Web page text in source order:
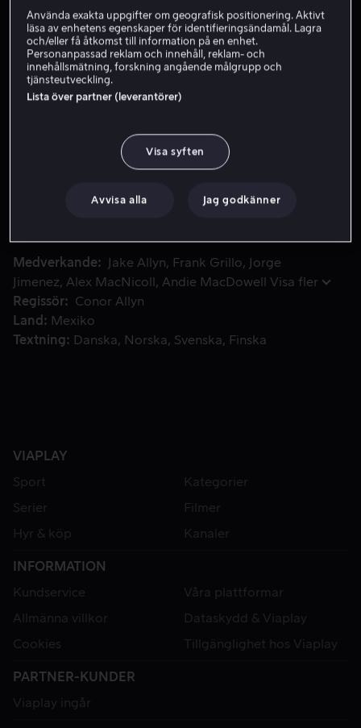
Hyr 59 kr
Köp 99 kr
Se trailer
Jackson och hans pappa patrullerar vid gränsen när
Jackson och hans pappa patrullerar vid gränsen när
på sig skulden och Jackson flyr söderut till häst och blir
Medverkande Jake Allyn Frank Grillo
Jorge
Jimenez
Alex MacNicoll Andie MacDowell
Visa fler
Regissör
Conor Allyn
Land
Mexiko
Textning
Danska Norska Svenska Finska
VIAPLAY
Sport
Kategorier
Serier
Filmer
Hyr & köp
Kanaler
INFORMATION
Kundservice
Våra plattformar
Allmänna villkor
Dataskydd & Viaplay
Cookies
Tillgänglighet hos Viaplay
PARTNER-KUNDER
Viaplay ingår
Använda exakta uppgifter om geografisk positionering. Aktivt
läsa av enhetens egenskaper för identifieringsändamål. Lagra
och/eller få åtkomst till information på en enhet.
Personanpassad reklam och innehåll, reklam- och
innehållsmätning, forskning angående målgrupp och
tjänsteutveckling.
Lista över partner (leverantörer)
Visa syften
Avvisa alla Jag godkänner